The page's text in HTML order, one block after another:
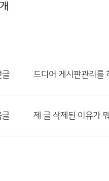
개
글 드디어 게시판관리를
글 제 글 삭제된 이유가